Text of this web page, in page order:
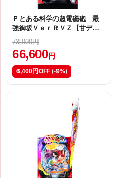
Ｐとある科学の超電磁砲 最
強御坂ＶｅｒＲＶＺ【甘デ
73,000円
66,600 円
6,400円OFF (-9%)